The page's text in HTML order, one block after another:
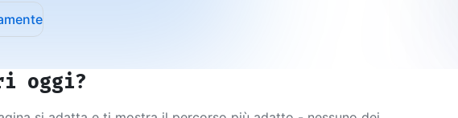
Ebook
10 guide tecniche in vendita
oggi?